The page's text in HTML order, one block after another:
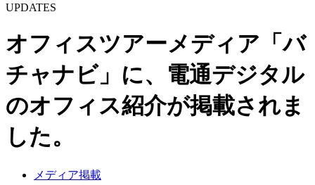
UPDATES
オフィスツアーメディア「バ
チャナビ」に、電通デジタル
のオフィス紹介が掲載されま
した。
メディア掲載